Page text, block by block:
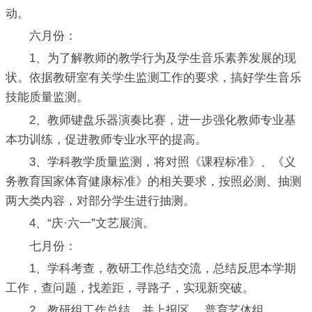
动。
六月份：
1、为了解教师的教学行为及学生音乐素养发展的现
状。依据教研室有关学生监测工作的要求，搞好学生音乐
技能质量监测。
2、教师键盘乐器演奏比赛，进一步强化教师专业基
本功训练，促进教师专业水平的提高。
3、学科教学质量监测，将对照《课程标准》、《义
务教育国家体育健康标准》的相关要求，按照必测、抽测
两大类内容，对部分学生进行抽测。
4、“庆·六一”文艺展演。
七月份：
1、学科考查，教研工作总结交流，总结反思本学期
工作，查问题，找差距，寻路子，实现新突破。